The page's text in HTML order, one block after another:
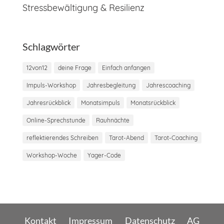
Stressbewältigung & Resilienz
Schlagwörter
12von12 deine Frage Einfach anfangen
Impuls-Workshop Jahresbegleitung Jahrescoaching
Jahresrückblick Monatsimpuls Monatsrückblick
Online-Sprechstunde Rauhnächte
reflektierendes Schreiben Tarot-Abend Tarot-Coaching
Workshop-Woche Yager-Code
Kontakt Impressum Datenschutz AG